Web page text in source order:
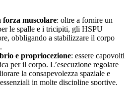
forza muscolare: oltre a fornire un
le spalle e i tricipiti, gli HSPU
obbligando a stabilizzare il corpo
e propriocezione: essere capovolti
per il corpo. L’esecuzione regolare
la consapevolezza spaziale e
in molte discipline sportive.